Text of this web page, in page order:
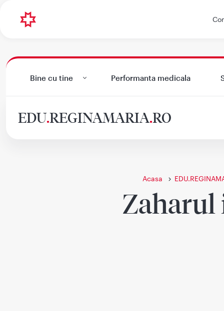
Bine cu tine Performanta medicala
EDU.REGINAMARIA.RO
Acasa
Zaharul